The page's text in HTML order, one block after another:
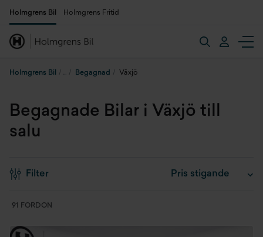
Holmgrens Bil Holmgrens Fritid
Holmgrens Bil Begagnad Växjö
Begagnade Bilar i Växjö till
salu
Filter
91 FORDON